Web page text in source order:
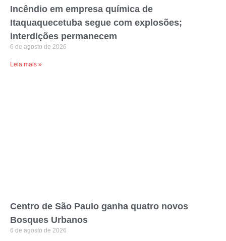
Incêndio em empresa química de
Itaquaquecetuba segue com explosões;
interdições permanecem
6 de agosto de 2026
Leia mais »
Centro de São Paulo ganha quatro novos
Bosques Urbanos
6 de agosto de 2026